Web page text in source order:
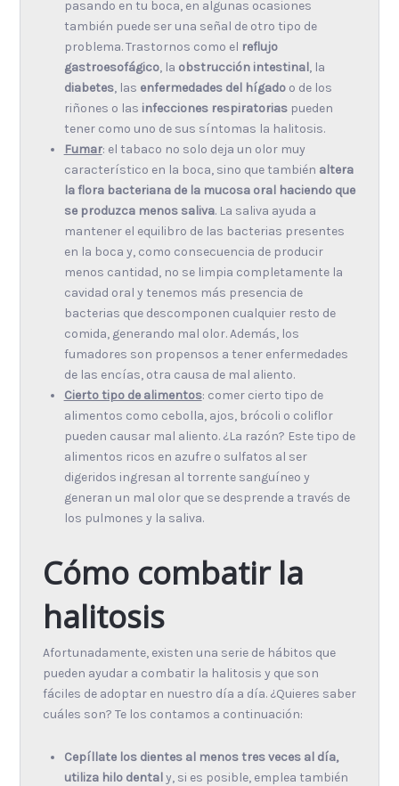
pasando en tu boca, en algunas ocasiones
también puede ser una señal de otro tipo de
problema. Trastornos como el reflujo
gastroesofágico, la obstrucción intestinal, la
diabetes, las enfermedades del hígadoo de los
riñones o las infecciones respiratoriaspueden
tener como uno de sus síntomas la halitosis.
Fumar: el tabaco no solo deja un olor muy
característico en la boca, sino que también altera
la flora bacteriana de la mucosa oral haciendo que
se produzca menos saliva. La saliva ayuda a
mantener el equilibro de las bacterias presentes
en la boca y, como consecuencia de producir
menos cantidad, no se limpia completamente la
cavidad oral y tenemos más presencia de
bacterias que descomponen cualquier resto de
comida, generando mal olor. Además, los
fumadores son propensos a tener enfermedades
de las encías, otra causa de mal aliento.
Cierto tipo de alimentos: comer cierto tipo de
alimentos como cebolla, ajos, brócoli o coliflor
pueden causar mal aliento. ¿La razón? Este tipo de
alimentos ricos en azufre o sulfatos al ser
digeridos ingresan al torrente sanguíneo y
generan un mal olor que se desprende a través de
los pulmones y la saliva.
Cómo combatir la
halitosis
Afortunadamente, existen una serie de hábitos que
pueden ayudar a combatir la halitosis y que son
fáciles de adoptar en nuestro día a día. ¿Quieres saber
cuáles son? Te los contamos a continuación:
Cepíllate los dientes al menos tres veces al día,
utiliza hilo dentaly, si es posible, emplea también